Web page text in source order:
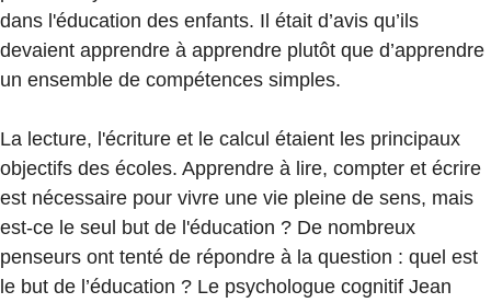
dans l'éducation des enfants. Il était d’avis qu’ils
devaient apprendre à apprendre plutôt que d’apprendre
un ensemble de compétences simples.
La lecture, l'écriture et le calcul étaient les principaux
objectifs des écoles. Apprendre à lire, compter et écrire
est nécessaire pour vivre une vie pleine de sens, mais
est-ce le seul but de l'éducation ? De nombreux
penseurs ont tenté de répondre à la question : quel est
le but de l’éducation ? Le psychologue cognitif Jean